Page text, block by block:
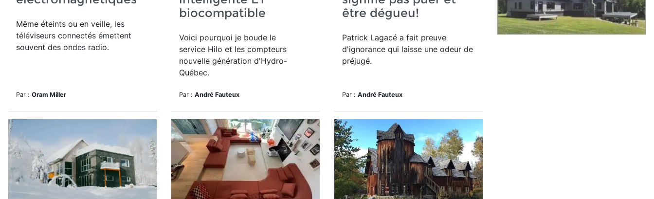
Même éteints ou en veille, les
téléviseurs connectés émettent
souvent des ondes radio.
Par : Oram Miller
biocompatible
Voici pourquoi je boude le
service Hilo et les compteurs
nouvelle génération d'Hydro-
Québec.
Par : André Fauteux
être dégueu!
Patrick Lagacé a fait preuve
d'ignorance qui laisse une odeur de
préjugé.
Par : André Fauteux